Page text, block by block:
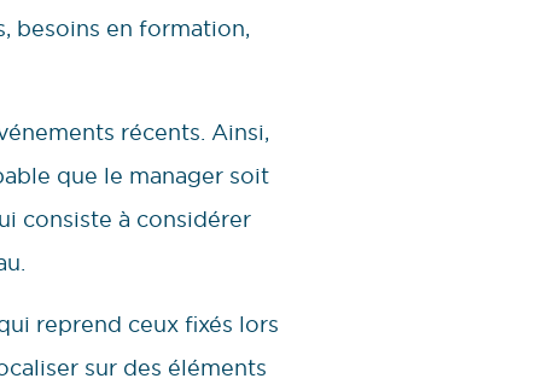
besoins en formation,
récents. Ainsi,
que le manager soit
consiste à considérer
reprend ceux fixés lors
sur des éléments